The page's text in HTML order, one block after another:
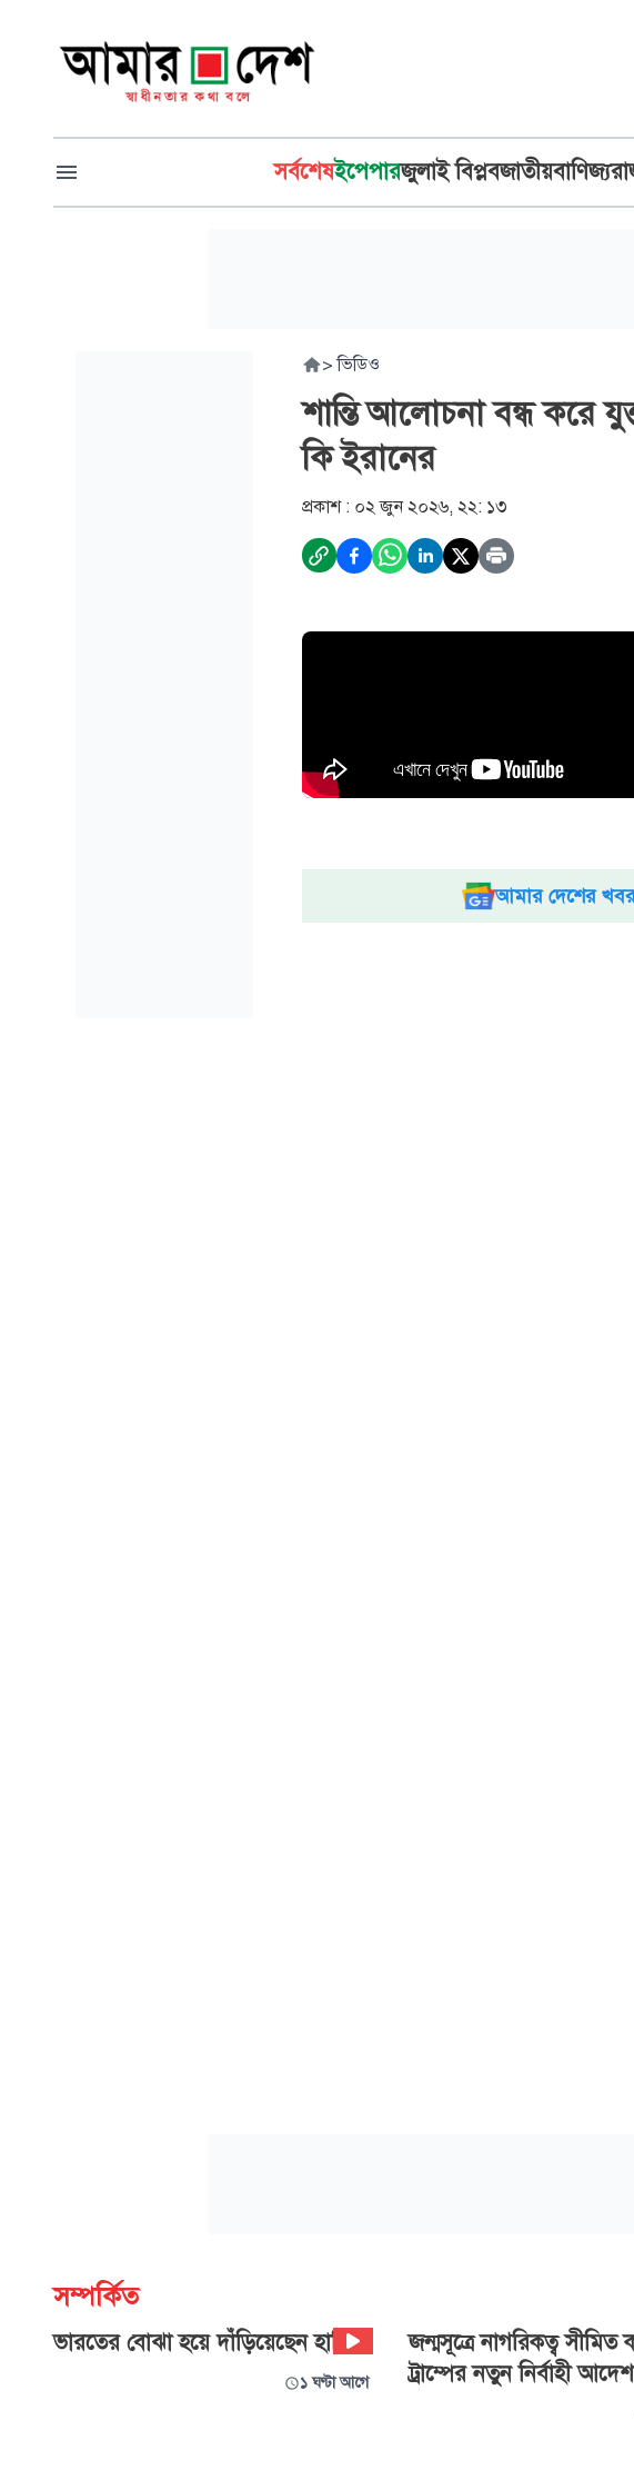
সর্বশেষইপেপারজুলাই বিপ্লবজাতীয়বাণিজ্য
> ভিডিও
শান্তি আলোচনা বন্ধ করে
কি ইরানের
প্রকাশ : ০২ জুন ২০২৬, ২২: ১৩
আমার দেশের
সম্পর্কিত
ভারতের বোঝা হয়ে দাঁড়িয়েছেন হাসিনা!
১ ঘণ্টা আগে
জন্মসূত্রে নাগরিকত্ব সীমিত
ট্রাম্পের নতুন নির্বাহী আদেশ